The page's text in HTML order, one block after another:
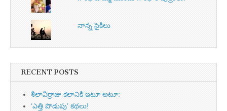
నాన్న సైకిలు
RECENT POSTS
శీలావీర్రాజు కలానికి ఇటూ అటూ:
‘ఎత్తి పొడుపు’ కథలు!